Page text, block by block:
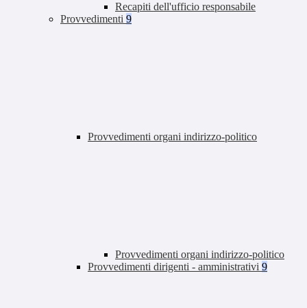
Recapiti dell'ufficio responsabile
Provvedimenti 9
Provvedimenti organi indirizzo-politico
Provvedimenti organi indirizzo-politico
Provvedimenti dirigenti - amministrativi 9